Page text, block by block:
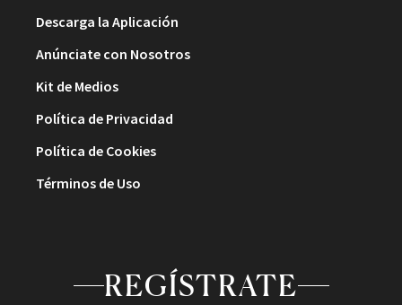
Descarga la Aplicación
Anúnciate con Nosotros
Kit de Medios
Política de Privacidad
Política de Cookies
Términos de Uso
REGÍSTRATE